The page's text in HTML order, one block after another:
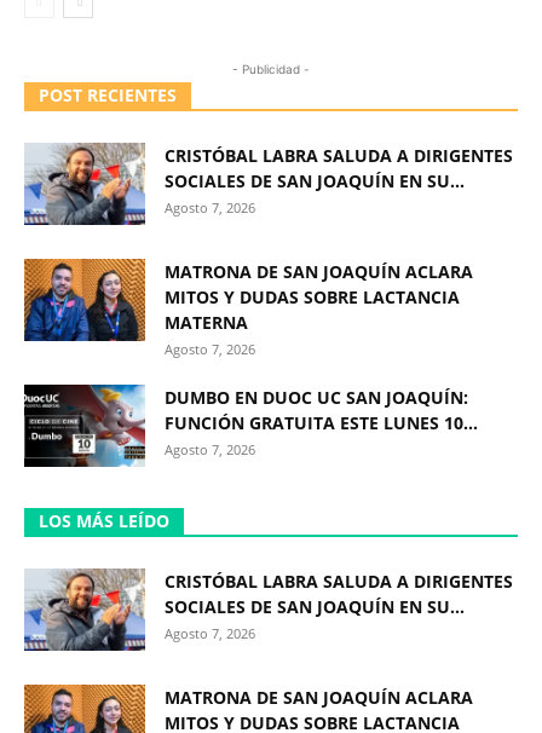
- Publicidad -
POST RECIENTES
CRISTÓBAL LABRA SALUDA A DIRIGENTES
SOCIALES DE SAN JOAQUÍN EN SU...
Agosto 7, 2026
MATRONA DE SAN JOAQUÍN ACLARA
MITOS Y DUDAS SOBRE LACTANCIA
MATERNA
Agosto 7, 2026
DUMBO EN DUOC UC SAN JOAQUÍN:
FUNCIÓN GRATUITA ESTE LUNES 10...
Agosto 7, 2026
LOS MÁS LEÍDO
CRISTÓBAL LABRA SALUDA A DIRIGENTES
SOCIALES DE SAN JOAQUÍN EN SU...
Agosto 7, 2026
MATRONA DE SAN JOAQUÍN ACLARA
MITOS Y DUDAS SOBRE LACTANCIA